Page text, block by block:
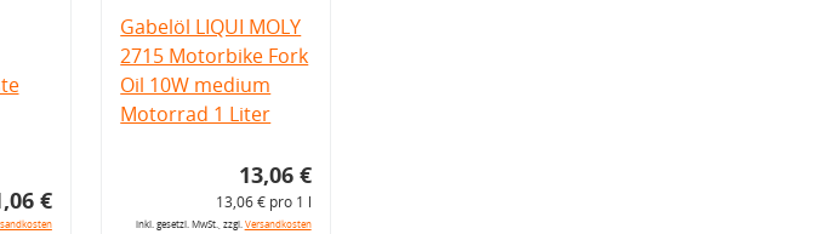
€
Gabelöl LIQUI MOLY
2715 Motorbike Fork
Oil 10W medium
Motorrad 1 Liter
13,06 €
13,06 € pro 1 l
inkl. gesetzl. MwSt., zzgl. Versandkosten